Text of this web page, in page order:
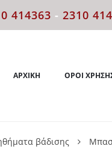
414363 - 2310
ΑΡΧΙΚΉ ΌΡΟΙ
βάδισης